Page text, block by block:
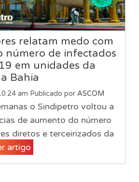
relatam medo com
número de infectados
em unidades da
Bahia
am Publicado por ASCOM
o Sindipetro voltou a
de aumento do número
diretos e terceirizados da
artigo